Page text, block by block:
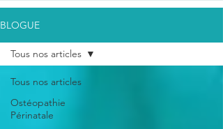
BLOGUE
Tous nos articles
Ostéopathie
Périnatale
Tous nos articles